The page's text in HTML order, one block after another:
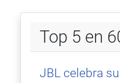
Top 5 en
JBL celebra